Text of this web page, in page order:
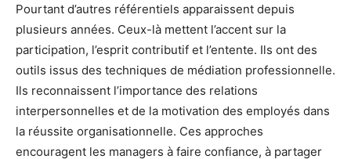
Pourtant d’autres référentiels apparaissent depuis
plusieurs années. Ceux-là mettent l’accent sur la
participation, l’esprit contributif et l’entente. Ils ont des
outils issus des techniques de médiation professionnelle.
Ils reconnaissent l’importance des relations
interpersonnelles et de la motivation des employés dans
la réussite organisationnelle. Ces approches
encouragent les managers à faire confiance, à partager